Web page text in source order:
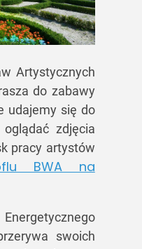
Artystycznych
do zabawy
udajemy się do
zdjęcia
pracy artystów
BWA na
swoich